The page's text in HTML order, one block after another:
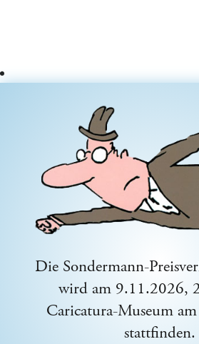
Die Sondermann-
wird am 9.11.2026,
Caricatura-Museum
stattfinden.